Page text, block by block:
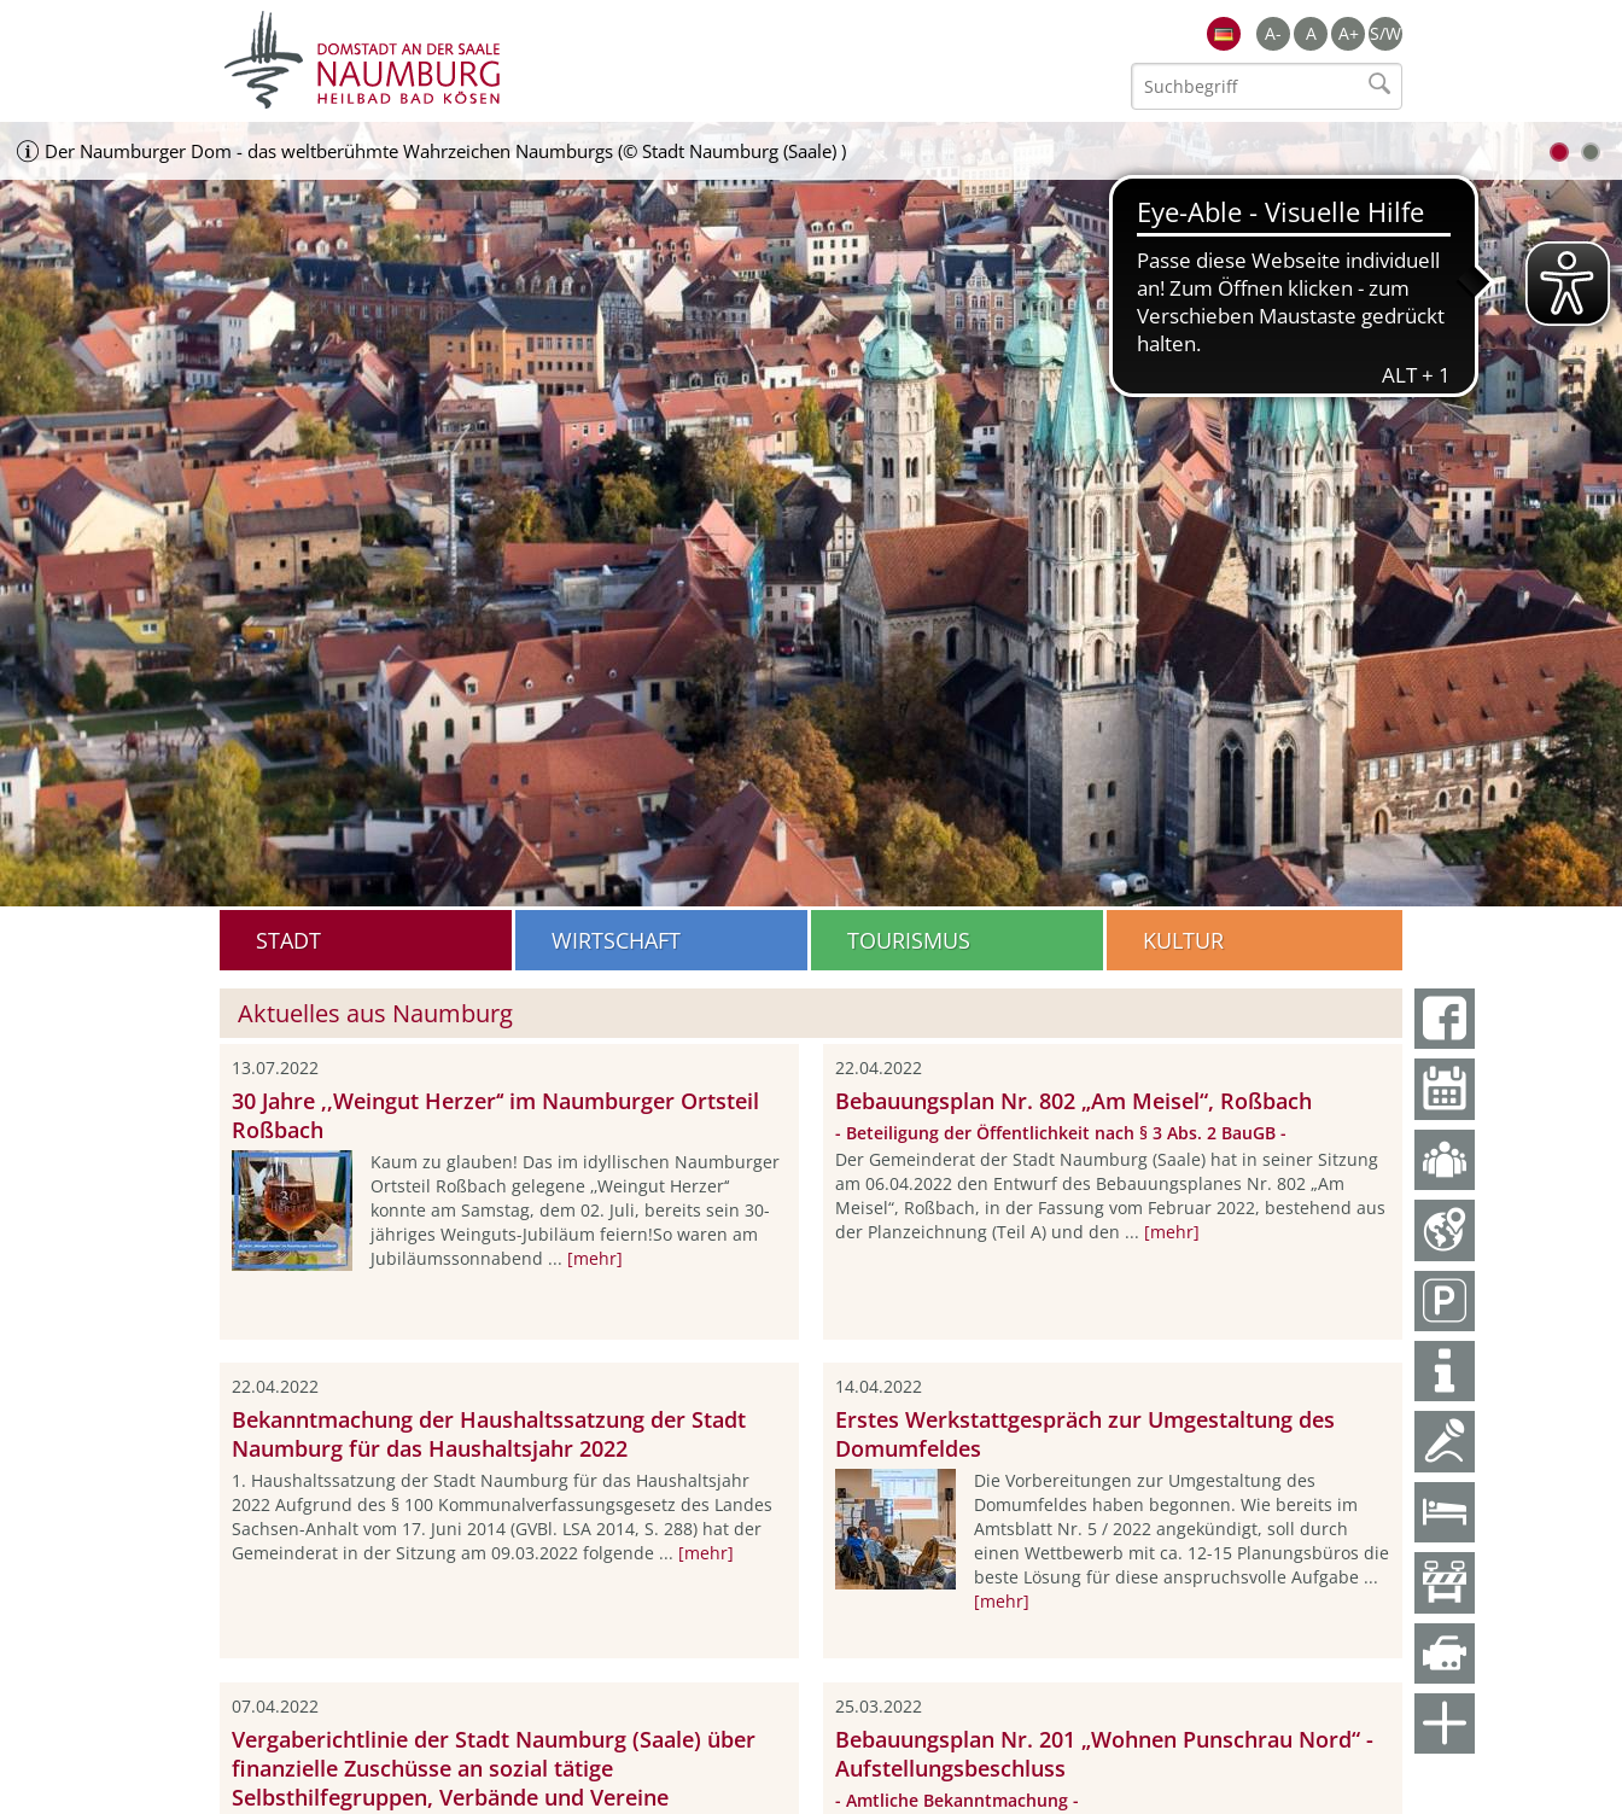
A- A A+ S/W
Der Naumburger Dom - das weltberühmte Wahrzeichen Naumburgs (© Stadt Naumburg (Saale) )
STADT WIRTSCHAFT TOURISMUS KULTUR
Aktuelles aus Naumburg
13.07.2022
30 Jahre ‚‚Weingut Herzer‘‘ im Naumburger Ortsteil
Roßbach
Kaum zu glauben! Das im idyllischen Naumburger
Ortsteil Roßbach gelegene ‚‚Weingut Herzer‘‘
konnte am Samstag, dem 02. Juli, bereits sein 30-
jähriges Weinguts-Jubiläum feiern!So waren am
Jubiläumssonnabend ... [mehr]
22.04.2022
Bebauungsplan Nr. 802 „Am Meisel“, Roßbach
- Beteiligung der Öffentlichkeit nach § 3 Abs. 2 BauGB -
Der Gemeinderat der Stadt Naumburg (Saale) hat in seiner Sitzung
am 06.04.2022 den Entwurf des Bebauungsplanes Nr. 802 „Am
Meisel“, Roßbach, in der Fassung vom Februar 2022, bestehend aus
der Planzeichnung (Teil A) und den ... [mehr]
22.04.2022
Bekanntmachung der Haushaltssatzung der Stadt
Naumburg für das Haushaltsjahr 2022
1. Haushaltssatzung der Stadt Naumburg für das Haushaltsjahr
2022 Aufgrund des § 100 Kommunalverfassungsgesetz des Landes
Sachsen-Anhalt vom 17. Juni 2014 (GVBl. LSA 2014, S. 288) hat der
Gemeinderat in der Sitzung am 09.03.2022 folgende ... [mehr]
14.04.2022
Erstes Werkstattgespräch zur Umgestaltung des
Domumfeldes
Die Vorbereitungen zur Umgestaltung des
Domumfeldes haben begonnen. Wie bereits im
Amtsblatt Nr. 5 / 2022 angekündigt, soll durch
einen Wettbewerb mit ca. 12-15 Planungsbüros die
beste Lösung für diese anspruchsvolle Aufgabe ...
[mehr]
07.04.2022
Vergaberichtlinie der Stadt Naumburg (Saale) über
finanzielle Zuschüsse an sozial tätige
Selbsthilfegruppen, Verbände und Vereine
25.03.2022
Bebauungsplan Nr. 201 „Wohnen Punschrau Nord“ -
Aufstellungsbeschluss
- Amtliche Bekanntmachung -